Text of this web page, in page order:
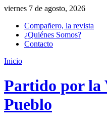
viernes 7 de agosto, 2026
Compañero, la revista
¿Quiénes Somos?
Contacto
Inicio
Partido por la
Pueblo